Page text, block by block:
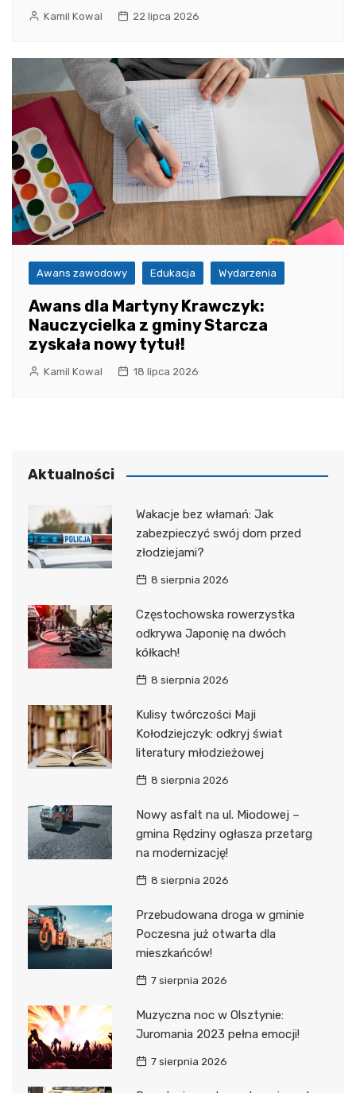
Kamil Kowal 22 lipca 2026
Awans zawodowy Edukacja Wydarzenia
Awans dla Martyny Krawczyk:
Nauczycielka z gminy Starcza
zyskała nowy tytuł!
Kamil Kowal 18 lipca 2026
Aktualności
Wakacje bez włamań: Jak
zabezpieczyć swój dom przed
złodziejami?
8 sierpnia 2026
Częstochowska rowerzystka
odkrywa Japonię na dwóch
kółkach!
8 sierpnia 2026
Kulisy twórczości Maji
Kołodziejczyk: odkryj świat
literatury młodzieżowej
8 sierpnia 2026
Nowy asfalt na ul. Miodowej –
gmina Rędziny ogłasza przetarg
na modernizację!
8 sierpnia 2026
Przebudowana droga w gminie
Poczesna już otwarta dla
mieszkańców!
7 sierpnia 2026
Muzyczna noc w Olsztynie:
Juromania 2023 pełna emocji!
7 sierpnia 2026